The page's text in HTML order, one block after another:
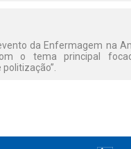
da Enfermagem na
o tema principal